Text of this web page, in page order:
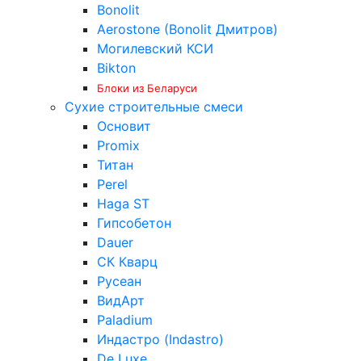
Bonolit
Aerostone (Bonolit Дмитров)
Могилевский КСИ
Bikton
Блоки из Беларуси
Сухие строительные смеси
Основит
Promix
Титан
Perel
Haga ST
Гипсобетон
Dauer
СК Кварц
Русеан
ВидАрт
Paladium
Индастро (Indastro)